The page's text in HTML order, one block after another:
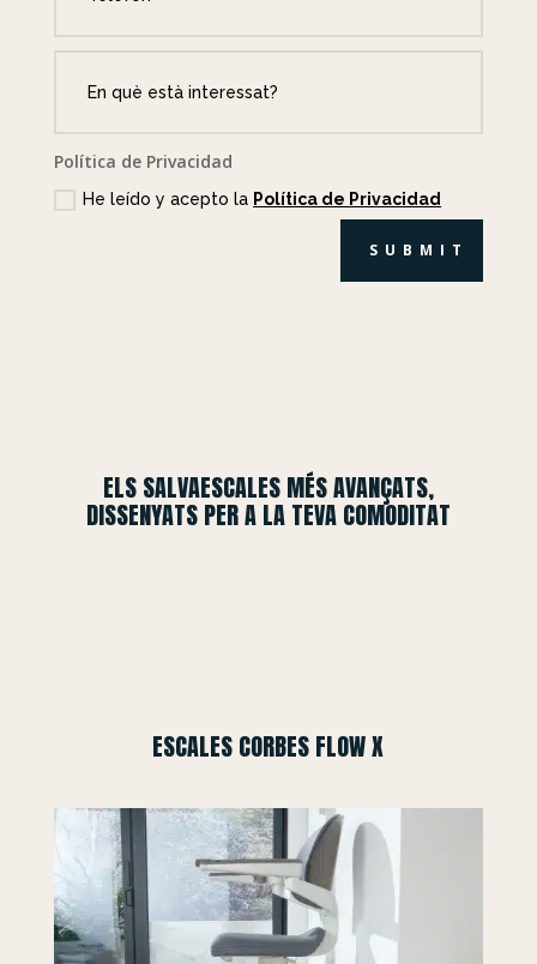
Política de Privacidad
He leído y acepto la Política de Privacidad
SUBMIT
ELS SALVAESCALES MÉS AVANÇATS,
DISSENYATS PER A LA TEVA COMODITAT
ESCALES CORBES FLOW X